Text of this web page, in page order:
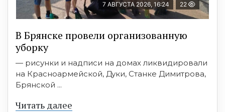
7 АВГУСТА 2026, 16:24 22
В Брянске провели организованную
уборку
— рисунки и надписи на домах ликвидировали
на Красноармейской, Дуки, Станке Димитрова,
Брянской ...
Читать далее